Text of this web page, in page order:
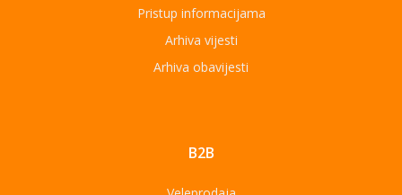
Pristup informacijama
Arhiva vijesti
Arhiva obavijesti
B2B